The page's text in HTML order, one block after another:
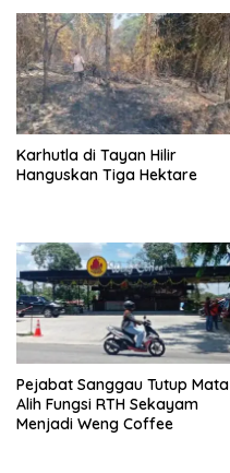
Karhutla di Tayan Hilir
Hanguskan Tiga Hektare
Pejabat Sanggau Tutup Mata
Alih Fungsi RTH Sekayam
Menjadi Weng Coffee